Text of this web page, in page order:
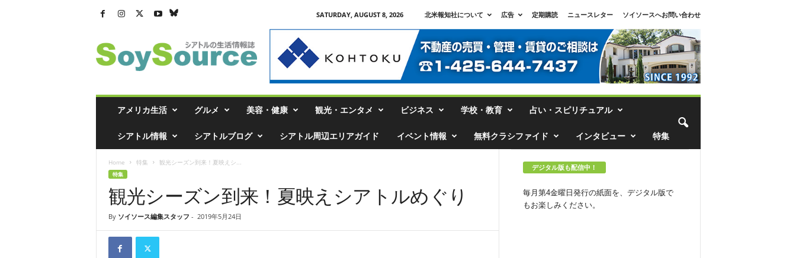
SATURDAY, AUGUST 8, 2026 北米報知社について 広告 定期購読 ニュースレター
ソイソースへお問い合わせ
ト
ル
アメリカ生活 グルメ 美容・健康 観光・エンタメ ビジネス 学校・教育 占い・スピリチュアル
シアトル情報 シアトルブログ シアトル周辺エリアガイド イベント情報 無料クラシファイド インタビュー 特集
Home 特集 観光シーズン到来！夏映えシ...
特集
観光シーズン到来！夏映えシアトルめぐり
By ソイソース編集スタッフ - 2019年5月24日
デジタル版も配信中！
毎月第4金曜日発行の紙面を、デジタル版で
もお楽しみください。